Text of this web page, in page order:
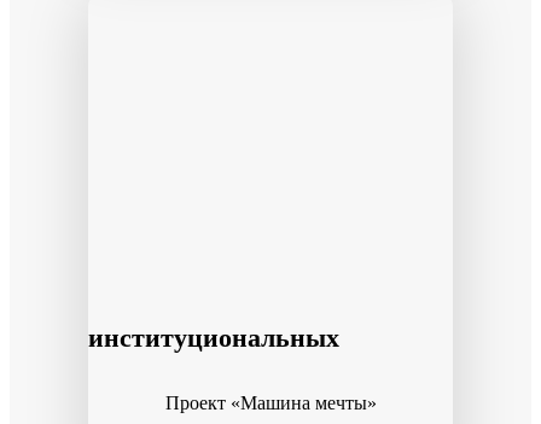
институциональных
Проект «Машина мечты»